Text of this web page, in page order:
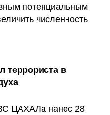
потенциальным
численность
террориста в
ЦАХАЛа нанес 28